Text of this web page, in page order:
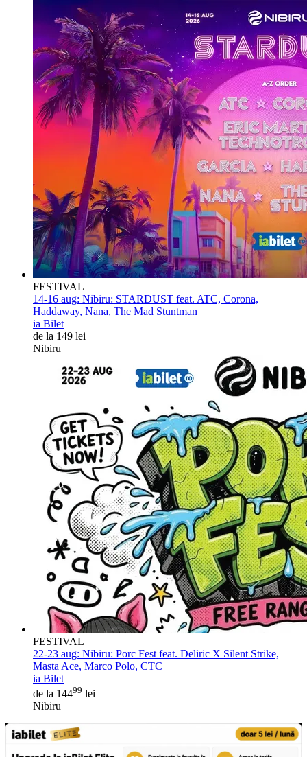
FESTIVAL
14-16 aug: Nibiru: STARDUST feat. ATC, Corona,
Haddaway, Nana, The Mad Stuntman
ia Bilet
de la 149 lei
Nibiru
FESTIVAL
22-23 aug: Nibiru: Porc Fest feat. Deliric X Silent Strike,
Masta Ace, Marco Polo, CTC
ia Bilet
de la 14499 lei
Nibiru